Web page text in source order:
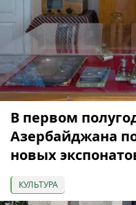
В первом
Азербайджана
новых
КУЛЬТУРА